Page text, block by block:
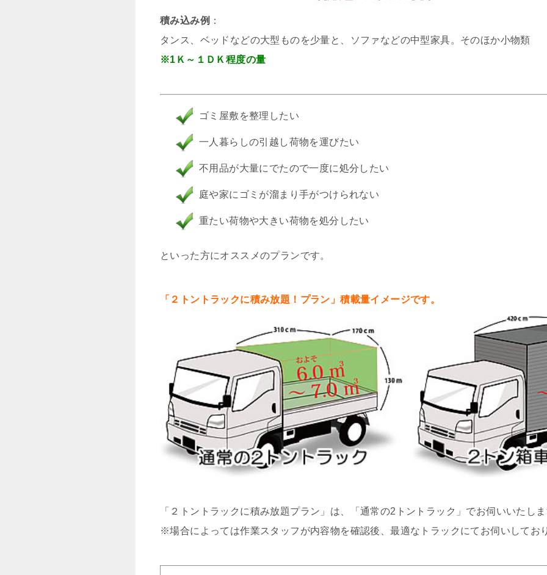
積み込み例 ：
タンス、ベッドなどの大型ものを少量と、ソファなどの中型家具。そのほか小物類
※1Ｋ～１ＤＫ程度の量
ゴミ屋敷を整理したい
一人暮らしの引越し荷物を運びたい
不用品が大量にでたので一度に処分したい
庭や家にゴミが溜まり手がつけられない
重たい荷物や大きい荷物を処分したい
といった方にオススメのプランです。
「２トントラックに積み放題！プラン」積載量イメージです。
「２トントラックに積み放題プラン」は、「通常の2トントラック」でお伺いいたし
※場合によっては作業スタッフが内容物を確認後、最適なトラックにてお伺いしてお